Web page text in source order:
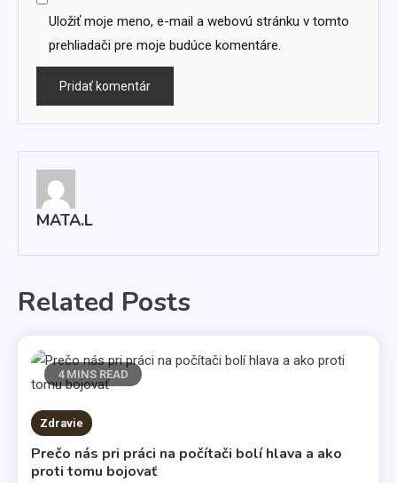
Uložiť moje meno, e-mail a webovú stránku v tomto
prehliadači pre moje budúce komentáre.
MATA.L
Related Posts
4 MINS READ
Zdravie
Prečo nás pri práci na počítači bolí hlava a ako
proti tomu bojovať